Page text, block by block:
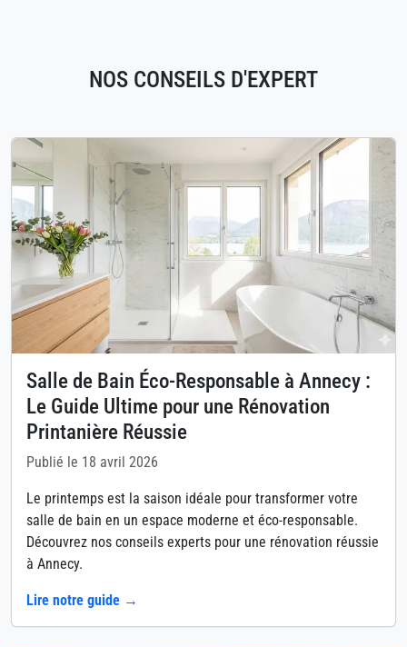
NOS CONSEILS D'EXPERT
Salle de Bain Éco-Responsable à Annecy :
Le Guide Ultime pour une Rénovation
Printanière Réussie
Publié le 18 avril 2026
Le printemps est la saison idéale pour transformer votre
salle de bain en un espace moderne et éco-responsable.
Découvrez nos conseils experts pour une rénovation réussie
à Annecy.
Lire notre guide →